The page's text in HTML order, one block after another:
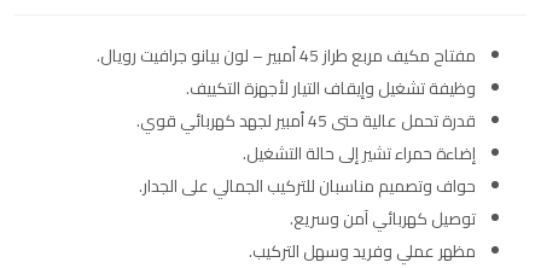
مفتاح مكيف مربع طراز 45 أمبير – لون بيانو جرافيت رويال.
وظيفة تشغيل وإيقاف التيار لأجهزة التكييف.
قدرة تحمل عالية حتى 45 أمبير لجهد كهربائي قوي.
إضاءة حمراء تشير إلى حالة التشغيل.
حواف وتصميم مناسبان للتركيب الجمالي على الجدار.
توصيل كهربائي آمن وسريع.
مظهر عملي وفريد وسهل التركيب.